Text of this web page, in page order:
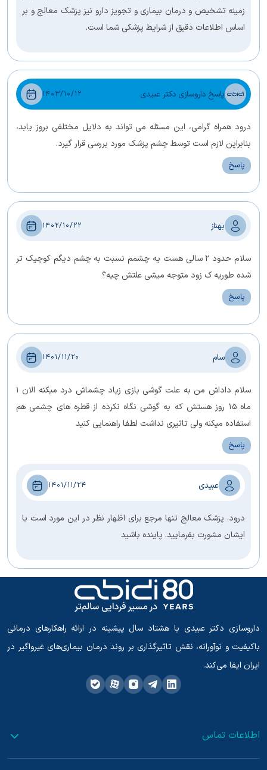
زمینه تشخیص و درمان بیماری و تجویز دارو نیز پزشک معالج و بر
اساس اطلاعات دقیق از شرایط پزشکی شما است.
پاسخ داروسازی دکتر عبیدی 1403/10/12
درود همراه گرامی، این مسئله می تواند به دلایل مختلفی بروز یابد،
بنابراین لازم است توسط چشم پزشک مورد بررسی قرار گیرد.
پاسخ
بهناز 1402/10/22
سلام حدود ۲ سالی هست یه چشمم نسبت به چشم دیگم کوچیک تر
شده طوریه ک زود متوجه میشی علتش چیه؟
پاسخ
سام 1401/11/20
سلام داداش من به علت گوشی بازی زیاد چشماش درد میکنه الان ۱
ماه ۱۵ روز هستش که به گوشی نگاه نکرده از قطره های چشمی هم
استفاده میکنه ولی تاثیری نداشت لطفا راهنمایی کنید
پاسخ
عبیدی 1401/11/24
درود. پزشک معالج تنها مرجع برای اظهار نظر در این مورد است با
ایشان مشورت بفرمایید. پاینده باشید
داروسازی دکتر عبیدی با هشتاد سال پیشینه در ارائه راهکارهای درمانی
باکیفیت و نوآورانه، نقش تاثیرگذاری بر روند درمان بیماری‌های غیرواگیر در
ایران ایفا می‌کند.
اطلاعات تماس